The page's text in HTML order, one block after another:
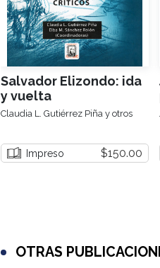
Salvador Elizondo: ida
y vuelta
Claudia L. Gutiérrez Piña y otros
Impreso $150.00
OTRAS